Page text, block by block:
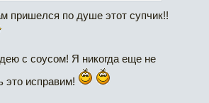
пришелся по душе этот супчик!!
с соусом! Я никогда еще не
это исправим!